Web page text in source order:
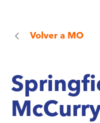
Volver a MO